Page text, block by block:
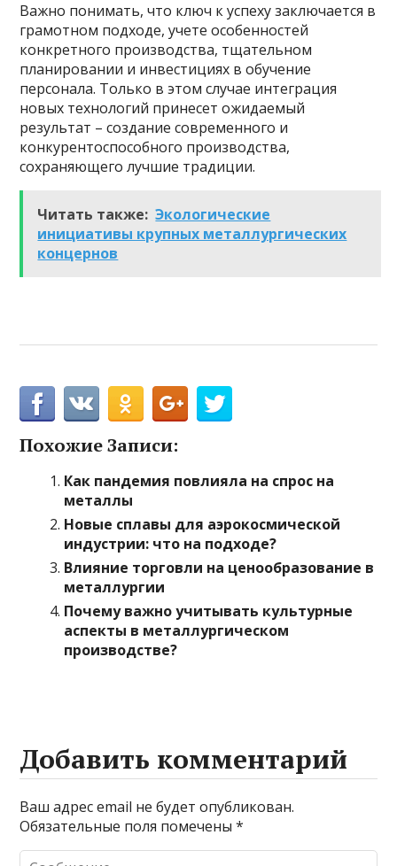
Важно понимать, что ключ к успеху заключается в
грамотном подходе, учете особенностей
конкретного производства, тщательном
планировании и инвестициях в обучение
персонала. Только в этом случае интеграция
новых технологий принесет ожидаемый
результат – создание современного и
конкурентоспособного производства,
сохраняющего лучшие традиции.
Читать также: Экологические
инициативы крупных металлургических
концернов
Похожие Записи:
Как пандемия повлияла на спрос на
металлы
Новые сплавы для аэрокосмической
индустрии: что на подходе?
Влияние торговли на ценообразование в
металлургии
Почему важно учитывать культурные
аспекты в металлургическом
производстве?
Добавить комментарий
Ваш адрес email не будет опубликован.
Обязательные поля помечены*